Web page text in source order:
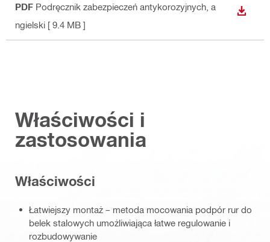
PDF Podręcznik zabezpieczeń antykorozyjnych , a
ngielski [ 9.4 MB ]
Właściwości i
zastosowania
Właściwości
Łatwiejszy montaż – metoda mocowania podpór rur do
belek stalowych umożliwiająca łatwe regulowanie i
rozbudowywanie